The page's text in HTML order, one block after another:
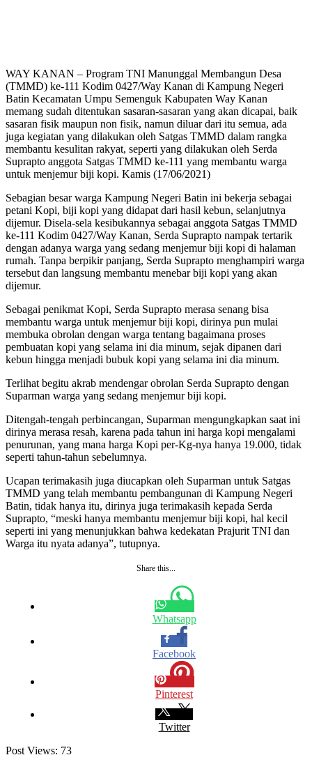
WAY KANAN – Program TNI Manunggal Membangun Desa
(TMMD) ke-111 Kodim 0427/Way Kanan di Kampung Negeri
Batin Kecamatan Umpu Semenguk Kabupaten Way Kanan
memang sudah ditentukan sasaran-sasaran yang akan dicapai, baik
sasaran fisik maupun non fisik, namun diluar dari itu semua, ada
juga kegiatan yang dilakukan oleh Satgas TMMD dalam rangka
membantu kesulitan rakyat, seperti yang dilakukan oleh Serda
Suprapto anggota Satgas TMMD ke-111 yang membantu warga
untuk menjemur biji kopi. Kamis (17/06/2021)
Sebagian besar warga Kampung Negeri Batin ini bekerja sebagai
petani Kopi, biji kopi yang didapat dari hasil kebun, selanjutnya
dijemur. Disela-sela kesibukannya sebagai anggota Satgas TMMD
ke-111 Kodim 0427/Way Kanan, Serda Suprapto nampak tertarik
dengan adanya warga yang sedang menjemur biji kopi di halaman
rumah. Tanpa berpikir panjang, Serda Suprapto menghampiri warga
tersebut dan langsung membantu menebar biji kopi yang akan
dijemur.
Sebagai penikmat Kopi, Serda Suprapto merasa senang bisa
membantu warga untuk menjemur biji kopi, dirinya pun mulai
membuka obrolan dengan warga tentang bagaimana proses
pembuatan kopi yang selama ini dia minum, sejak dipanen dari
kebun hingga menjadi bubuk kopi yang selama ini dia minum.
Terlihat begitu akrab mendengar obrolan Serda Suprapto dengan
Suparman warga yang sedang menjemur biji kopi.
Ditengah-tengah perbincangan, Suparman mengungkapkan saat ini
dirinya merasa resah, karena pada tahun ini harga kopi mengalami
penurunan, yang mana harga Kopi per-Kg-nya hanya 19.000, tidak
seperti tahun-tahun sebelumnya.
Ucapan terimakasih juga diucapkan oleh Suparman untuk Satgas
TMMD yang telah membantu pembangunan di Kampung Negeri
Batin, tidak hanya itu, dirinya juga terimakasih kepada Serda
Suprapto, “meski hanya membantu menjemur biji kopi, hal kecil
seperti ini yang menunjukkan bahwa kedekatan Prajurit TNI dan
Warga itu nyata adanya”, tutupnya.
Share this...
Whatsapp
Facebook
Pinterest
Twitter
Post Views: 73